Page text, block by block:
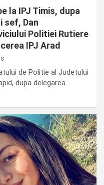
la IPJ Timis, dupa
sef, Dan
Politiei Rutiere
IPJ Arad
de Politie al Judetului
dupa delegarea